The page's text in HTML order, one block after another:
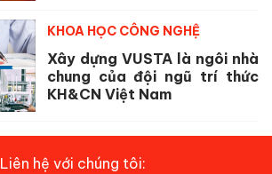
KHOA HỌC CÔNG NGHỆ
Xây dựng VUSTA là ngôi nhà
chung của đội ngũ trí thức
KH&CN Việt Nam
Liên hệ với chúng tôi: